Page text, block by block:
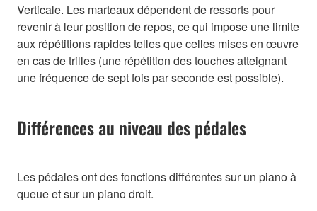
Verticale. Les marteaux dépendent de ressorts pour
revenir à leur position de repos, ce qui impose une limite
aux répétitions rapides telles que celles mises en œuvre
en cas de trilles (une répétition des touches atteignant
une fréquence de sept fois par seconde est possible).
Différences au niveau des pédales
Les pédales ont des fonctions différentes sur un piano à
queue et sur un piano droit.